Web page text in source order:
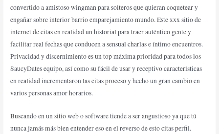
convertido a amistoso wingman para solteros que quieran coquetear y
engañar sobre interior barrio emparejamiento mundo. Este xxx sitio de
internet de citas en realidad un historial para traer auténtico gente y
facilitar real fechas que conducen a sensual charlas e íntimo encuentros.
Privacidad y discernimiento es un top máxima prioridad para todos los
SaucyDates equipo, así como su fácil de usar y receptivo características
en realidad incrementaron las citas proceso y hecho un gran cambio en
varios personas amor horarios.
Buscando en un sitio web o software tiende a ser angustioso ya que tú
nunca jamás más bien entender eso en el reverso de esto citas perfil.